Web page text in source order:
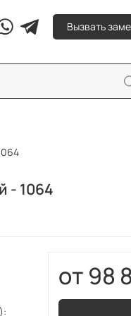
Вызвать
- 1064
98